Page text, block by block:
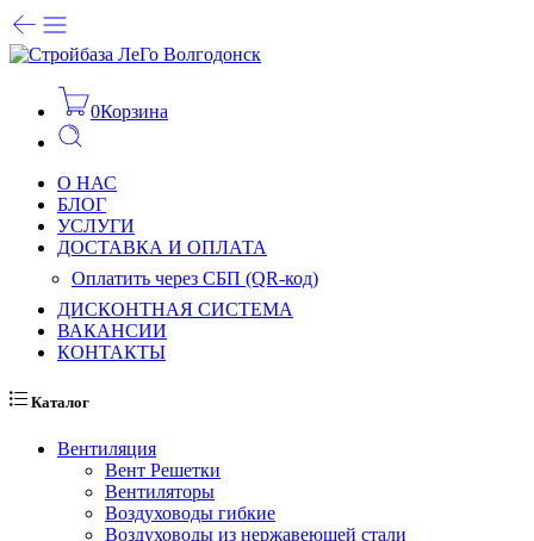
0Корзина
О НАС
БЛОГ
УСЛУГИ
ДОСТАВКА И ОПЛАТА
Оплатить через СБП (QR-код)
ДИСКОНТНАЯ СИСТЕМА
ВАКАНСИИ
КОНТАКТЫ
Каталог
Вентиляция
Вент Решетки
Вентиляторы
Воздуховоды гибкие
Воздуховоды из нержавеющей стали